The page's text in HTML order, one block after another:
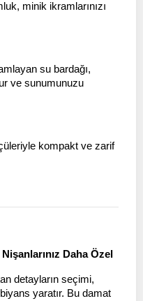
minik ikramlarınızı
su bardağı,
ve sunumunuzu
kompakt ve zarif
Daha Özel
detayların seçimi,
yaratır. Bu damat